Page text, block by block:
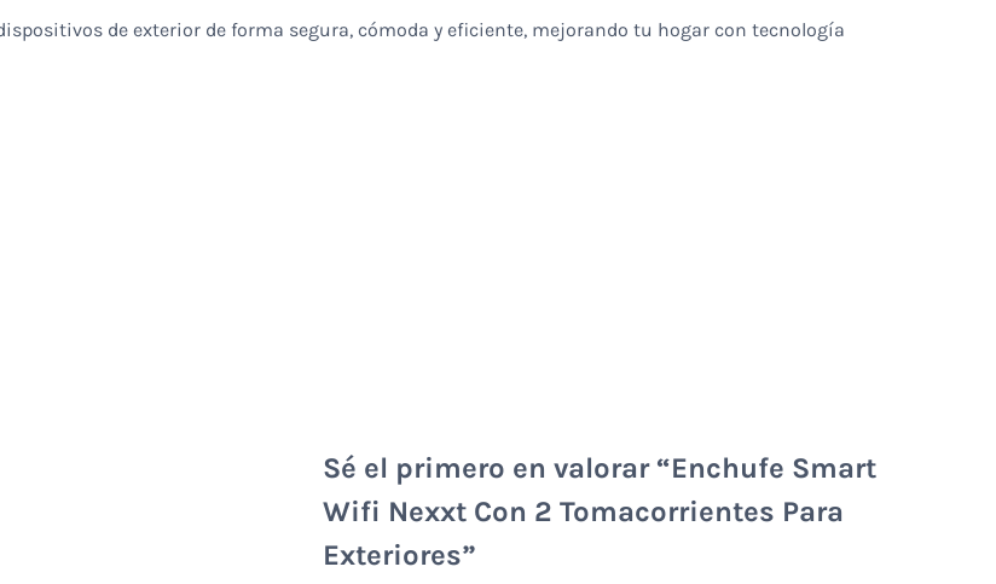
de exterior de forma segura, cómoda y eficiente, mejorando tu hogar con tecnología
Sé el primero en valorar “Enchufe Smart
Wifi Nexxt Con 2 Tomacorrientes Para
Exteriores”